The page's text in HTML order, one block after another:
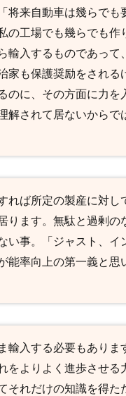
将来自動車は幾らで
の工場でも幾らでも
輸入するものであっ
家も保護奨励をされ
のに、その方面に力
解されて居ないからで
れば所定の製産に対し
ります。無駄と過剰の
い事。「ジャスト、
能率向上の第一義と思
輸入する必要もあり
をよりよく進歩させる
それだけの知識を得